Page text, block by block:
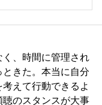
、時間に管理され
きた。本当に自分
えて行動できるよ
聴のスタンスが大事